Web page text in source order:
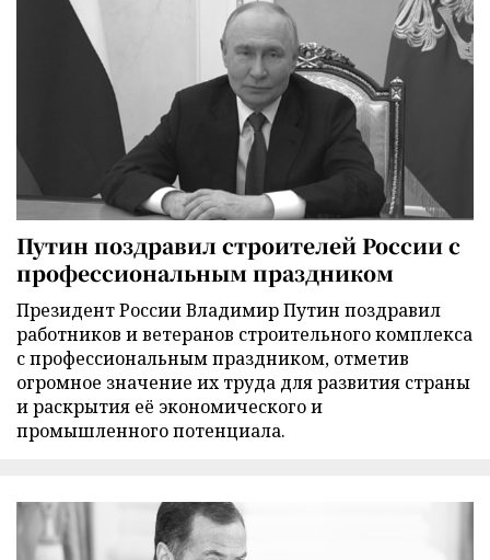
Путин поздравил строителей России с
профессиональным праздником
Президент России Владимир Путин поздравил
работников и ветеранов строительного комплекса
с профессиональным праздником, отметив
огромное значение их труда для развития страны
и раскрытия её экономического и
промышленного потенциала.